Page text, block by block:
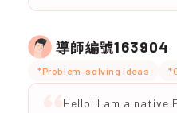
導師編號163904
*Problem-solving ideas
Hello! I am a native